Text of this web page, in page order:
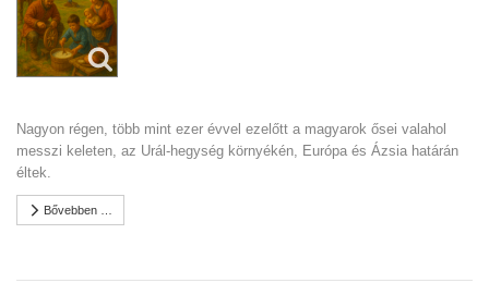
Nagyon régen, több mint ezer évvel ezelőtt a magyarok ősei valahol
messzi keleten, az Urál-hegység környékén, Európa és Ázsia határán
éltek.
Bővebben …